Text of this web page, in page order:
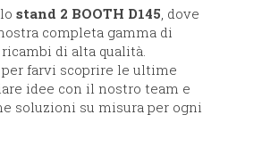
stand 2 BOOTH D145​, dove
completa gamma di
di alta qualità.
farvi scoprire le ultime
idee con il nostro team e
soluzioni su misura per ogni